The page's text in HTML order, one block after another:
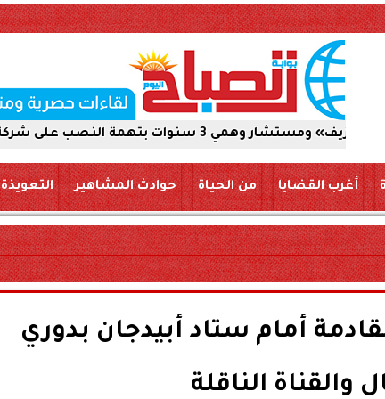
والاستيلاء على 5 ملايين جنيه
أغرب القضايا من الحياة حوادث المشاهير التعويذة
أمام ستاد أبيدجان بدوري
والقناة الناقلة